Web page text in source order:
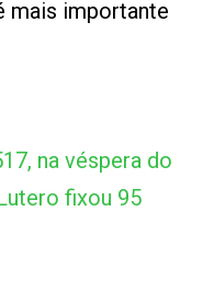
mais importante
na véspera do
fixou 95